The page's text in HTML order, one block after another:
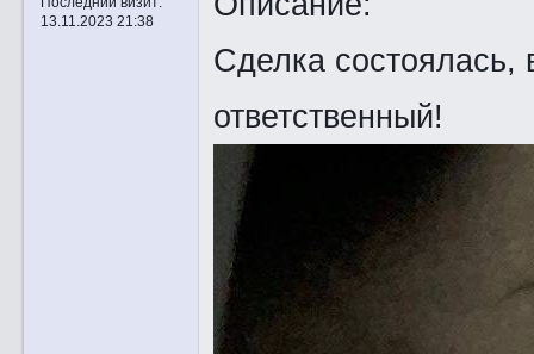
13.11.2023 21:38
Сделка
ответственный!